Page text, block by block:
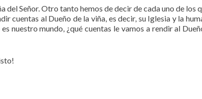
del Señor. Otro tanto hemos de decir de cada uno de los
cuentas al Dueño de la viña, es decir, su Iglesia y la
nuestro mundo, ¿qué cuentas le vamos a rendir al